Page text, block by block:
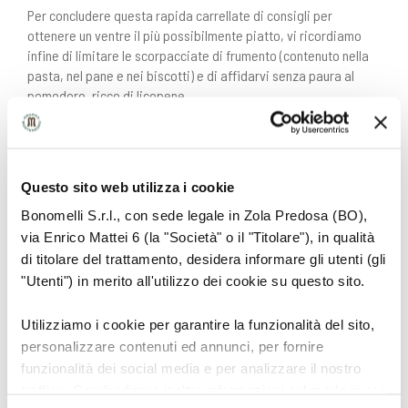
Questo sito web utilizza i cookie
Bonomelli S.r.l., con sede legale in Zola Predosa (BO),
via Enrico Mattei 6 (la "Società" o il "Titolare"), in qualità
di titolare del trattamento, desidera informare gli utenti (gli
"Utenti") in merito all'utilizzo dei cookie su questo sito.
Utilizziamo i cookie per garantire la funzionalità del sito,
personalizzare contenuti ed annunci, per fornire
funzionalità dei social media e per analizzare il nostro
Per concludere questa rapida carrellate di consigli per
ottenere un ventre il più possibilmente piatto, vi ricordiamo
infine di limitare le scorpacciate di frumento (contenuto nella
pasta, nel pane e nei biscotti) e di affidarvi senza paura al
pomodoro, ricco di licopene.
Ora che sapete cosa mangiare dedicate però un po’ di tempo
anche all’esercizio fisico: l’estate si avvicina!
LEGGI ANCHE